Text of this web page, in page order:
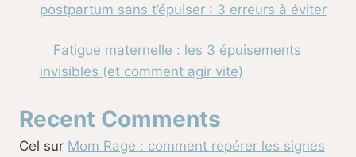
postpartum sans t’épuiser : 3 erreurs à éviter
Fatigue maternelle : les 3 épuisements
invisibles (et comment agir vite)
Recent Comments
Cel sur Mom Rage : comment repérer les signes